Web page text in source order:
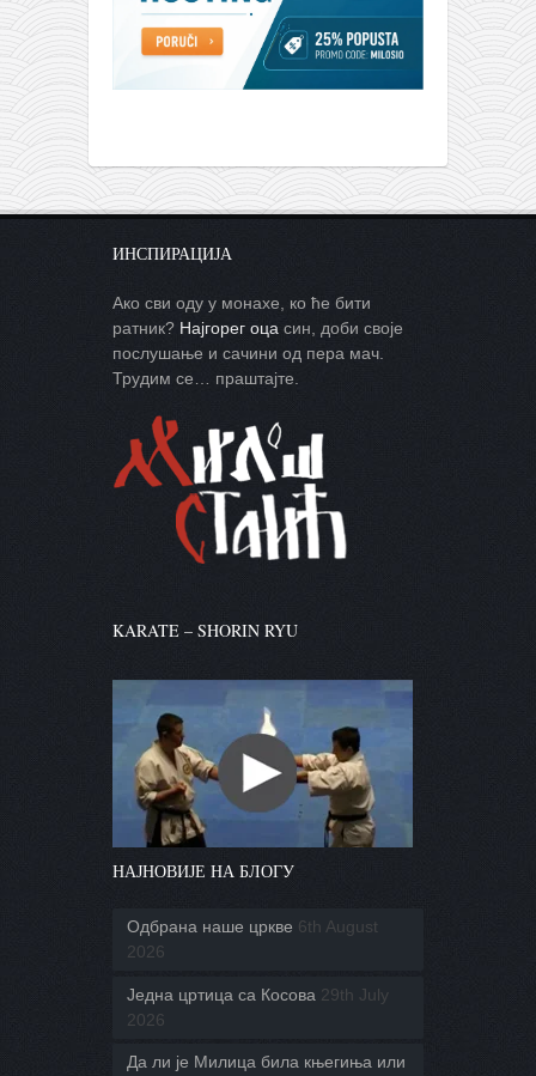
ИНСПИРАЦИЈА
Ако сви оду у монахе, ко ће бити
ратник? Најгорег оца син, доби своје
послушање и сачини од пера мач.
Трудим се… праштајте.
KARATE – SHORIN RYU
НАЈНОВИЈЕ НА БЛОГУ
Одбрана наше цркве 6th August
2026
Једна цртица са Косова 29th July
2026
Да ли је Милица била књегиња или